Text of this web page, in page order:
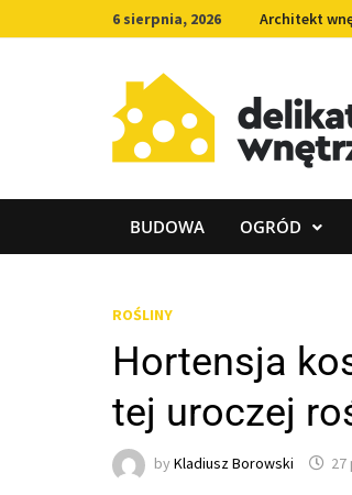
to
6 sierpnia, 2026 Architekt
BUDOWA OGRÓD
ROŚLINY
Hortensja
tej uroczej
by Kladiusz Borowski 27